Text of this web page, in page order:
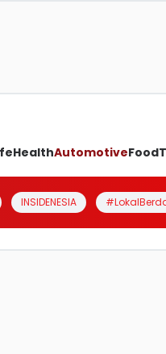
HealthAutomotiveFood
INSIDENESIA